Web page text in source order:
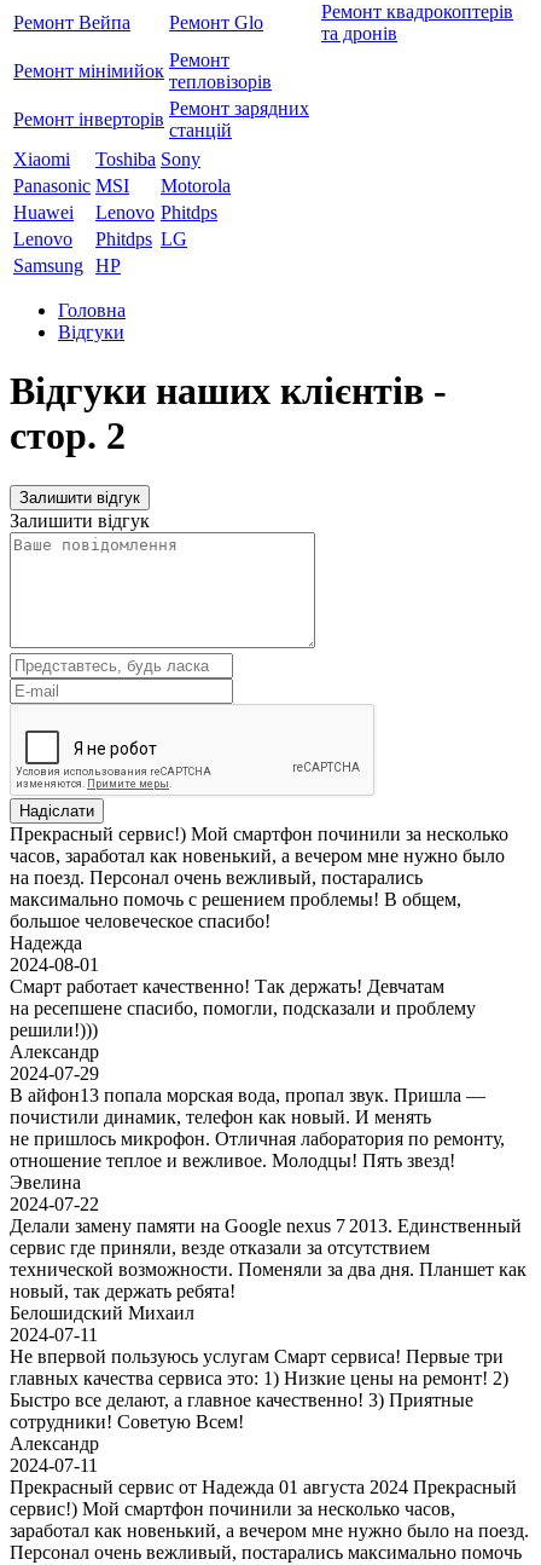
Ремонт Вейпа Ремонт Glo
Ремонт квадрокоптерів
та дронів
Ремонт мiнiмийок
Ремонт
тепловізорів
Ремонт інверторів
Ремонт зарядних
станцій
Xiaomi
Toshiba Sony
Panasonic MSI
Motorola
Huawei
Lenovo Phitdps
Lenovo
Phitdps LG
Samsung HP
Головна
Відгуки
Відгуки наших клієнтів -
стор. 2
Залишити відгук
Залишити відгук
Прекрасный сервис!) Мой смартфон починили за несколько
часов, заработал как новенький, а вечером мне нужно было
на поезд. Персонал очень вежливый, постарались
максимально помочь с решением проблемы! В общем,
большое человеческое спасибо!
Надежда
2024-08-01
Смарт работает качественно! Так держать! Девчатам
на ресепшене спасибо, помогли, подсказали и проблему
решили!)))
Александр
2024-07-29
В айфон13 попала морская вода, пропал звук. Пришла —
почистили динамик, телефон как новый. И менять
не пришлось микрофон. Отличная лаборатория по ремонту,
отношение теплое и вежливое. Молодцы! Пять звезд!
Эвелина
2024-07-22
Делали замену памяти на Google nexus 7 2013. Единственный
сервис где приняли, везде отказали за отсутствием
технической возможности. Поменяли за два дня. Планшет как
новый, так держать ребята!
Белошидский Михаил
2024-07-11
Не впервой пользуюсь услугам Смарт сервиса! Первые три
главных качества сервиса это: 1) Низкие цены на ремонт! 2)
Быстро все делают, а главное качественно! 3) Приятные
сотрудники! Советую Всем!
Александр
2024-07-11
Прекрасный сервис от Надежда 01 августа 2024 Прекрасный
сервис!) Мой смартфон починили за несколько часов,
заработал как новенький, а вечером мне нужно было на поезд.
Персонал очень вежливый, постарались максимально помочь